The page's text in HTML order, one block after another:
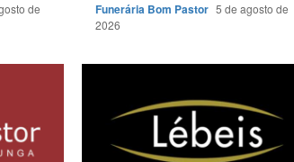
de
Funerária Bom Pastor 5 de agosto de
2026